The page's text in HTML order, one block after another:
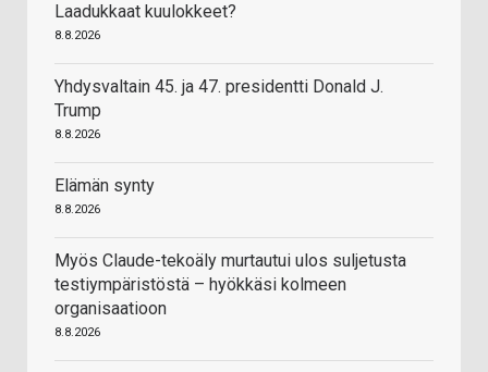
Laadukkaat kuulokkeet?
8.8.2026
Yhdysvaltain 45. ja 47. presidentti Donald J.
Trump
8.8.2026
Elämän synty
8.8.2026
Myös Claude-tekoäly murtautui ulos suljetusta
testiympäristöstä – hyökkäsi kolmeen
organisaatioon
8.8.2026